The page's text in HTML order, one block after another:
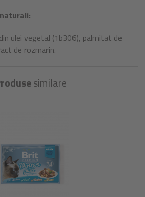
ulei vegetal (1b306), palmitat de
de rozmarin.
similare